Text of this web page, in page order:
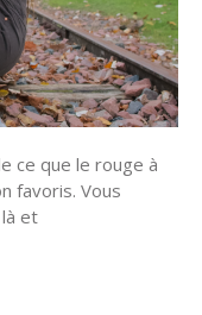
ce que le rouge à
favoris. Vous
et